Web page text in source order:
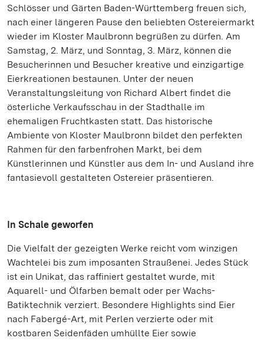
Schlösser und Gärten Baden-Württemberg freuen sich,
nach einer längeren Pause den beliebten Ostereiermarkt
wieder im Kloster Maulbronn begrüßen zu dürfen. Am
Samstag, 2. März, und Sonntag, 3. März, können die
Besucherinnen und Besucher kreative und einzigartige
Eierkreationen bestaunen. Unter der neuen
Veranstaltungsleitung von Richard Albert findet die
österliche Verkaufsschau in der Stadthalle im
ehemaligen Fruchtkasten statt. Das historische
Ambiente von Kloster Maulbronn bildet den perfekten
Rahmen für den farbenfrohen Markt, bei dem
Künstlerinnen und Künstler aus dem In- und Ausland ihre
fantasievoll gestalteten Ostereier präsentieren.
In Schale geworfen
Die Vielfalt der gezeigten Werke reicht vom winzigen
Wachtelei bis zum imposanten Straußenei. Jedes Stück
ist ein Unikat, das raffiniert gestaltet wurde, mit
Aquarell- und Ölfarben bemalt oder per Wachs-
Batiktechnik verziert. Besondere Highlights sind Eier
nach Fabergé-Art, mit Perlen verzierte oder mit
kostbaren Seidenfäden umhüllte Eier sowie